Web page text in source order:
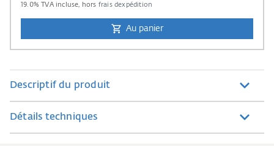
19.0% TVA incluse, hors frais dexpédition
Au panier
Descriptif du produit
Détails techniques